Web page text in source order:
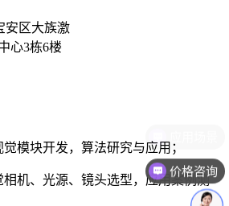
安区大族激
心3栋6楼
模块开发，算法研究与应用；
相机、光源、镜头选型，应用案例测
价格咨询